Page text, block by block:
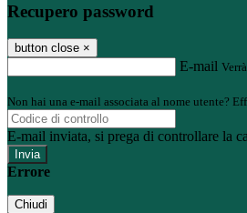
Recupero password
button close ×
E-mail
Non hai una e-mail associata al nome utente?
E-mail inviata, si prega di controllare la
Errore
Chiudi